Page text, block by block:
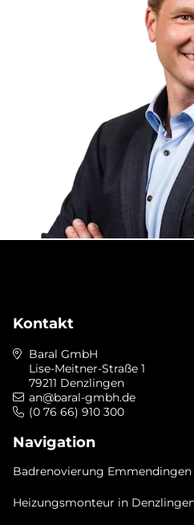
Kontakt
Baral GmbH
Lise-Meitner-Straße 1
79211 Denzlingen
an@baral-gmbh.de
(0 76 66) 910 300
Navigation
Badrenovierung Emmendingen
Heizungsmonteur in